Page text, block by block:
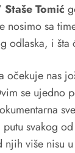
Staše Tomić
nosimo sa
odlaska, i
očekuje nas
se ujedno
svakog
više nisu